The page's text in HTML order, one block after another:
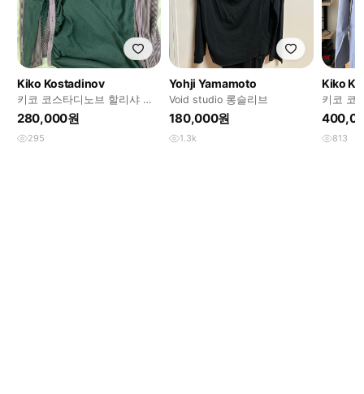
Kiko Kostadinov
키코 코스타디노브 할리샤 폴
로
280,000원
295
Yohji Yamamoto
Void studio 롱슬리브
180,000원
1.3k
Kiko
키코 코
지 TOP
813